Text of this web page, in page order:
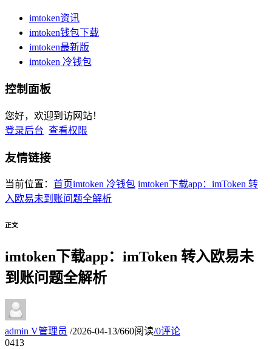
imtoken资讯
imtoken钱包下载
imtoken最新版
imtoken 冷钱包
控制面板
您好，欢迎到访网站！
登录后台 查看权限
友情链接
当前位置： 首页imtoken 冷钱包 imtoken下载app：imToken 转
入欧易未到账问题全解析
正文
imtoken下载app：imToken 转入欧易未
到账问题全解析
admin V管理员 /2026-04-13/660阅读/0评论
0413